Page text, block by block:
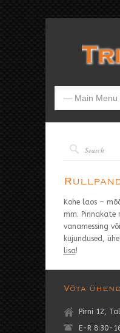
Kohe laos –
mm. Pinnakate
vanamessing
kujundused,
lisa!
Võta
Pirni 12,
E-R 8:30-